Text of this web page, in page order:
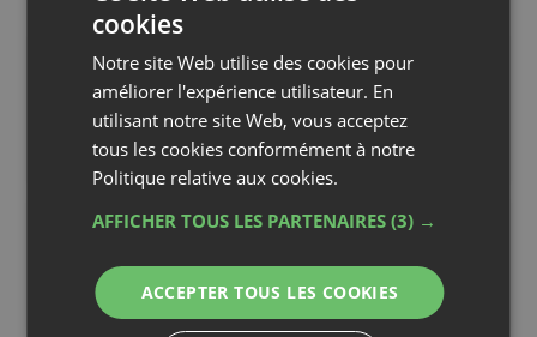
CONSEILS LAVAGE
Enveloppe en lyocell